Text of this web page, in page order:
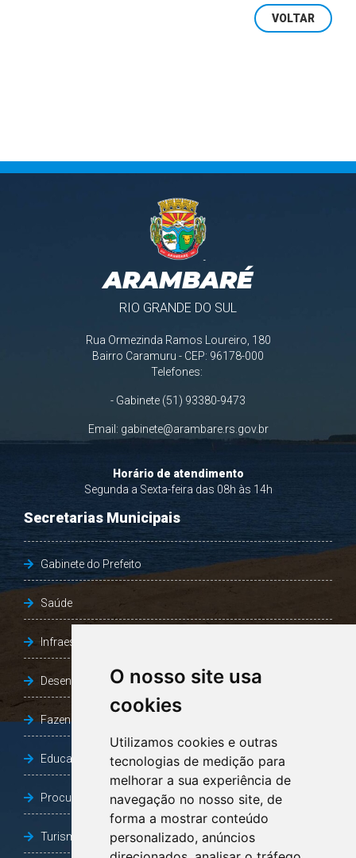
O nosso site usa
cookies
Utilizamos cookies e outras
tecnologias de medição para
melhorar a sua experiência de
navegação no nosso site, de
forma a mostrar conteúdo
personalizado, anúncios
VOLTAR
ARAMBARÉ
RIO GRANDE DO SUL
Rua Ormezinda Ramos Loureiro, 180
Bairro Caramuru - CEP: 96178-000
Telefones:
- Gabinete (51) 93380-9473
Email: gabinete@arambare.rs.gov.br
Horário de atendimento
Segunda a Sexta-feira das 08h às 14h
Secretarias Municipais
Gabinete do Prefeito
Saúde
Infraestrutura, Agricultura e Meio Ambiente
Desenvolvimento Social
Fazenda e Desenvolvimento Econômico
Educação
Procuradoria Geral do Município
Turismo, Desporto e Cultura